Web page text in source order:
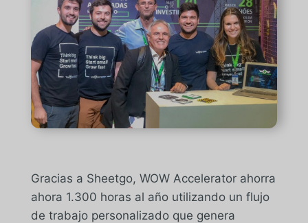
Gracias a Sheetgo, WOW Accelerator ahorra
ahora 1.300 horas al año utilizando un flujo
de trabajo personalizado que genera